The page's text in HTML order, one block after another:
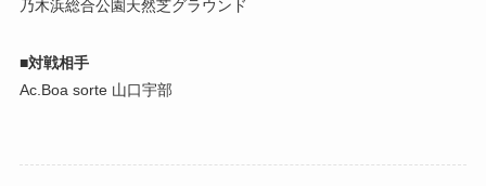
乃木浜総合公園天然芝グラウンド
■対戦相手
Ac.Boa sorte 山口宇部